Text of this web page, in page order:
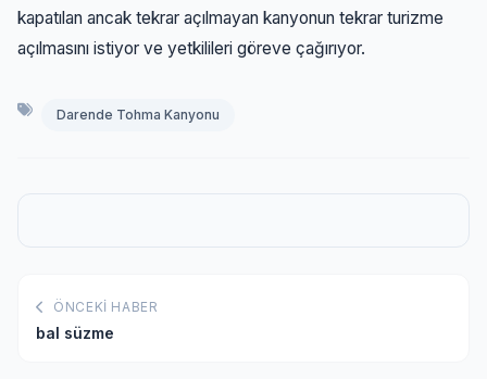
kapatılan ancak tekrar açılmayan kanyonun tekrar turizme
açılmasını istiyor ve yetkilileri göreve çağırıyor.
Darende Tohma Kanyonu
ÖNCEKI HABER
bal süzme